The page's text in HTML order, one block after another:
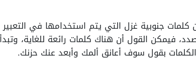
جنوبية غزل التي يتم استخدامها في
فيمكن القول أن هناك كلمات رائعة للغاية،
بقول سوف أعانق ألمك وأبعد عنك حزنك.